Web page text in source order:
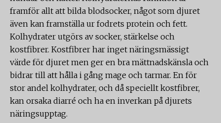
framför allt att bilda blodsocker, något som djuret
även kan framställa ur fodrets protein och fett.
Kolhydrater utgörs av socker, stärkelse och
kostfibrer. Kostfibrer har inget näringsmässigt
värde för djuret men ger en bra mättnadskänsla och
bidrar till att hålla i gång mage och tarmar. En för
stor andel kolhydrater, och då speciellt kostfibrer,
kan orsaka diarré och ha en inverkan på djurets
näringsupptag.